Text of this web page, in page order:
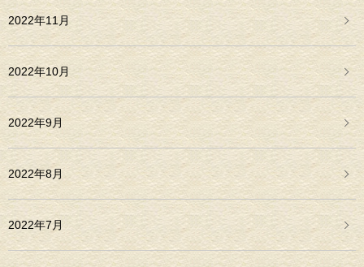
2022年11月
2022年10月
2022年9月
2022年8月
2022年7月